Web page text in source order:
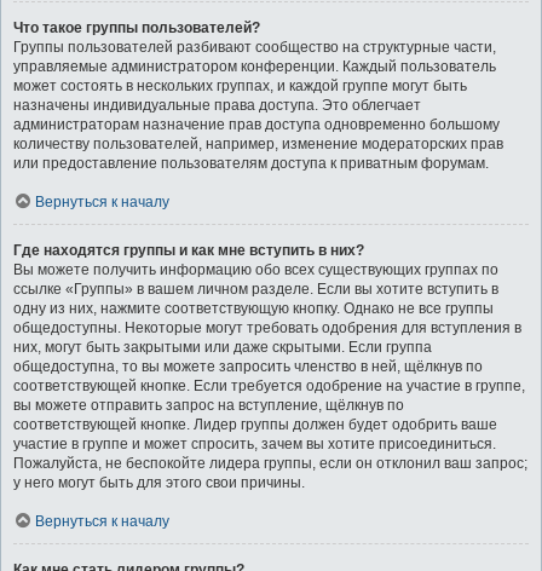
Что такое группы пользователей?
Группы пользователей разбивают сообщество на структурные части,
управляемые администратором конференции. Каждый пользователь
может состоять в нескольких группах, и каждой группе могут быть
назначены индивидуальные права доступа. Это облегчает
администраторам назначение прав доступа одновременно большому
количеству пользователей, например, изменение модераторских прав
или предоставление пользователям доступа к приватным форумам.
Вернуться к началу
Где находятся группы и как мне вступить в них?
Вы можете получить информацию обо всех существующих группах по
ссылке «Группы» в вашем личном разделе. Если вы хотите вступить в
одну из них, нажмите соответствующую кнопку. Однако не все группы
общедоступны. Некоторые могут требовать одобрения для вступления в
них, могут быть закрытыми или даже скрытыми. Если группа
общедоступна, то вы можете запросить членство в ней, щёлкнув по
соответствующей кнопке. Если требуется одобрение на участие в группе,
вы можете отправить запрос на вступление, щёлкнув по
соответствующей кнопке. Лидер группы должен будет одобрить ваше
участие в группе и может спросить, зачем вы хотите присоединиться.
Пожалуйста, не беспокойте лидера группы, если он отклонил ваш запрос;
у него могут быть для этого свои причины.
Вернуться к началу